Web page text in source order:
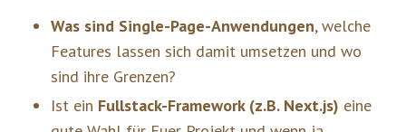
Was sind Single-Page-Anwendungen, welche
Features lassen sich damit umsetzen und wo
sind ihre Grenzen?
Ist ein Fullstack-Framework (z.B. Next.js) eine